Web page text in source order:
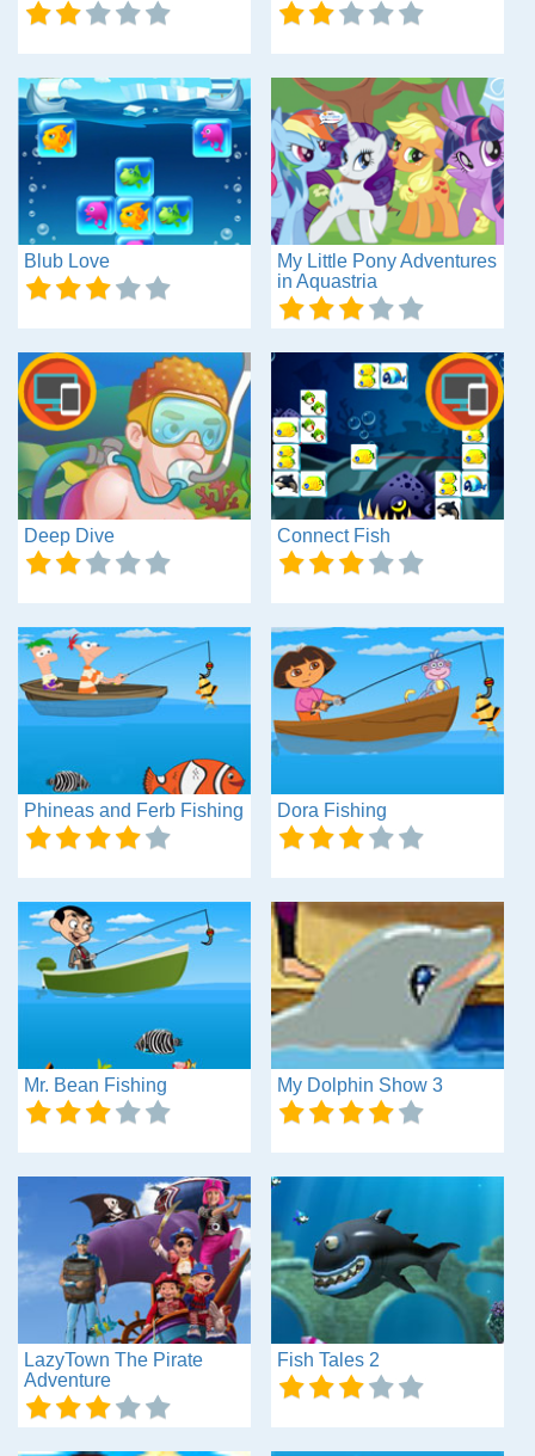
Blub Love
My Little Pony Adventures
in Aquastria
Deep Dive Connect Fish
Phineas and Ferb Fishing Dora Fishing
Mr. Bean Fishing My Dolphin Show 3
LazyTown The Pirate
Adventure
Fish Tales 2